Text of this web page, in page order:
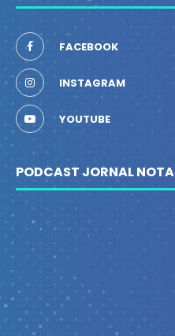
FACEBOOK
INSTAGRAM
YOUTUBE
PODCAST JORNAL NOTA